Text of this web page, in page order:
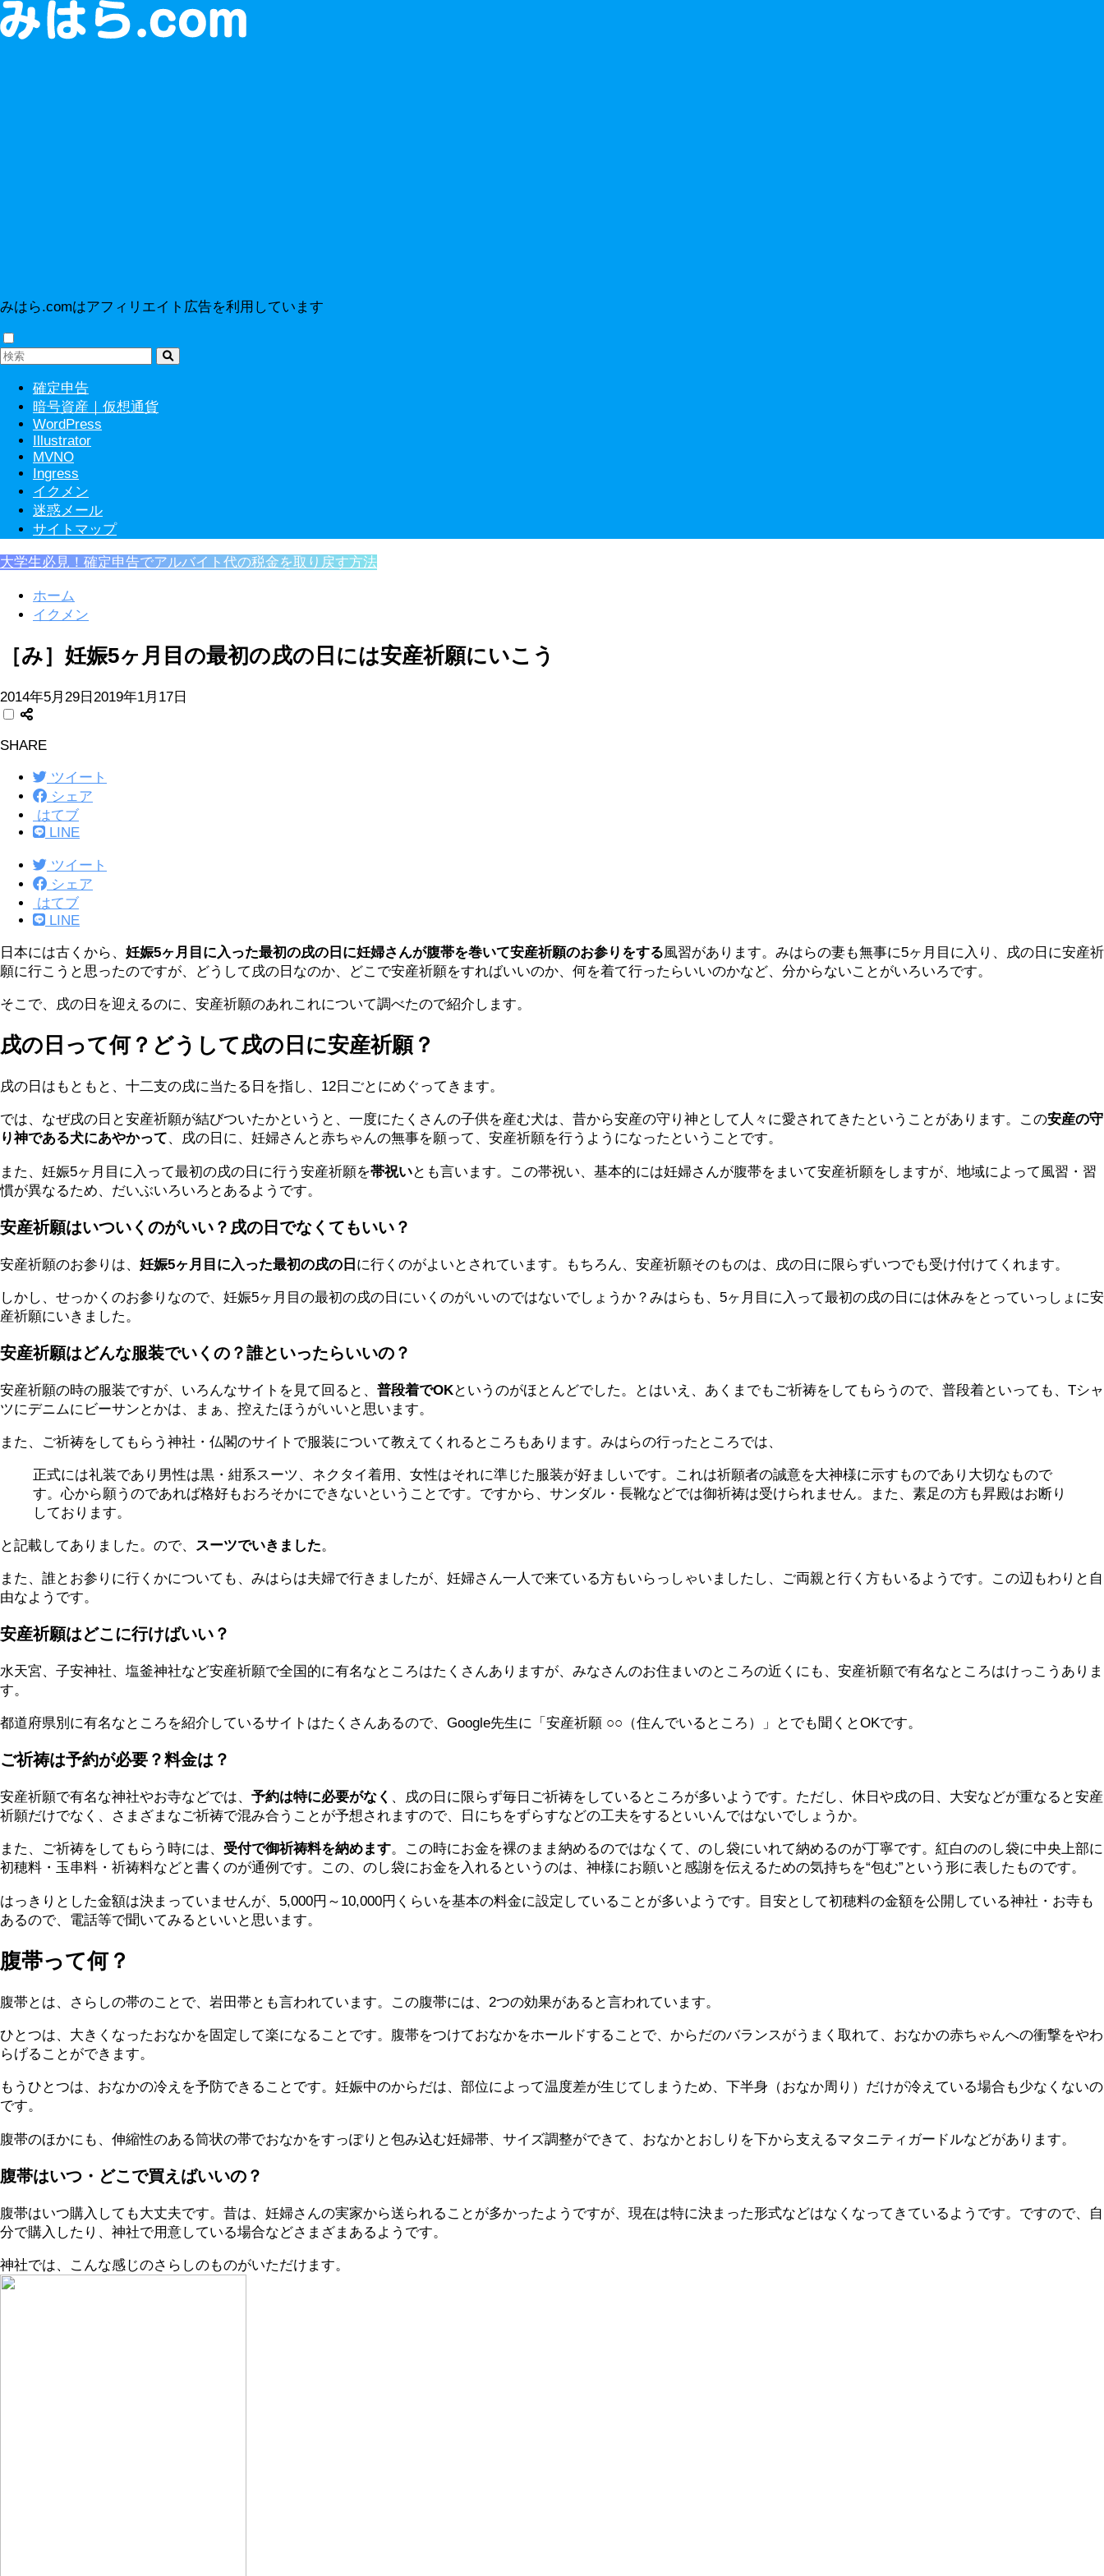
みはら.comはアフィリエイト広告を利用しています
確定申告
暗号資産｜仮想通貨
WordPress
Illustrator
MVNO
Ingress
イクメン
迷惑メール
サイトマップ
大学生必見！確定申告でアルバイト代の税金を取り戻す方法
ホーム
イクメン
［み］妊娠5ヶ月目の最初の戌の日には安産祈願にいこう
2014年5月29日 2019年1月17日
SHARE
ツイート
シェア
はてブ
LINE
ツイート
シェア
はてブ
LINE
日本には古くから、 妊娠5ヶ月目に入った最初の戌の日に妊婦さんが腹帯を巻いて安産祈願のお参りをする風習があります。みはらの妻も無事に5ヶ月目に入り、戌の日に安産祈
願に行こうと思ったのですが、どうして戌の日なのか、どこで安産祈願をすればいいのか、何を着て行ったらいいのかなど、分からないことがいろいろです。
そこで、戌の日を迎えるのに、安産祈願のあれこれについて調べたので紹介します。
戌の日って何？どうして戌の日に安産祈願？
戌の日はもともと、十二支の戌に当たる日を指し、12日ごとにめぐってきます。
では、なぜ戌の日と安産祈願が結びついたかというと、一度にたくさんの子供を産む犬は、昔から安産の守り神として人々に愛されてきたということがあります。この安産の守
り神である犬にあやかって、戌の日に、妊婦さんと赤ちゃんの無事を願って、安産祈願を行うようになったということです。
また、妊娠5ヶ月目に入って最初の戌の日に行う安産祈願を帯祝いとも言います。この帯祝い、基本的には妊婦さんが腹帯をまいて安産祈願をしますが、地域によって風習・習
慣が異なるため、だいぶいろいろとあるようです。
安産祈願はいついくのがいい？戌の日でなくてもいい？
安産祈願のお参りは、 妊娠5ヶ月目に入った最初の戌の日 に行くのがよいとされています。もちろん、安産祈願そのものは、戌の日に限らずいつでも受け付けてくれます。
しかし、せっかくのお参りなので、妊娠5ヶ月目の最初の戌の日にいくのがいいのではないでしょうか？みはらも、5ヶ月目に入って最初の戌の日には休みをとっていっしょに安
産祈願にいきました。
安産祈願はどんな服装でいくの？誰といったらいいの？
安産祈願の時の服装ですが、いろんなサイトを見て回ると、 普段着でOKというのがほとんどでした。とはいえ、あくまでもご祈祷をしてもらうので、普段着といっても、Tシャ
ツにデニムにビーサンとかは、まぁ、控えたほうがいいと思います。
また、ご祈祷をしてもらう神社・仏閣のサイトで服装について教えてくれるところもあります。みはらの行ったところでは、
正式には礼装であり男性は黒・紺系スーツ、ネクタイ着用、女性はそれに準じた服装が好ましいです。これは祈願者の誠意を大神様に示すものであり大切なもので
す。心から願うのであれば格好もおろそかにできないということです。ですから、サンダル・長靴などでは御祈祷は受けられません。また、素足の方も昇殿はお断り
しております。
と記載してありました。ので、 スーツでいきました。
また、誰とお参りに行くかについても、みはらは夫婦で行きましたが、妊婦さん一人で来ている方もいらっしゃいましたし、ご両親と行く方もいるようです。この辺もわりと自
由なようです。
安産祈願はどこに行けばいい？
水天宮、子安神社、塩釜神社など安産祈願で全国的に有名なところはたくさんありますが、みなさんのお住まいのところの近くにも、安産祈願で有名なところはけっこうありま
す。
都道府県別に有名なところを紹介しているサイトはたくさんあるので、Google先生に「安産祈願 ○○（住んでいるところ）」とでも聞くとOKです。
ご祈祷は予約が必要？料金は？
安産祈願で有名な神社やお寺などでは、 予約は特に必要がなく 、戌の日に限らず毎日ご祈祷をしているところが多いようです。ただし、休日や戌の日、大安などが重なると安産
祈願だけでなく、さまざまなご祈祷で混み合うことが予想されますので、日にちをずらすなどの工夫をするといいんではないでしょうか。
また、ご祈祷をしてもらう時には、 受付で御祈祷料を納めます。この時にお金を裸のまま納めるのではなくて、のし袋にいれて納めるのが丁寧です。紅白ののし袋に中央上部に
初穂料・玉串料・祈祷料などと書くのが通例です。この、のし袋にお金を入れるというのは、神様にお願いと感謝を伝えるための気持ちを“包む”という形に表したものです。
はっきりとした金額は決まっていませんが、5,000円～10,000円くらいを基本の料金に設定していることが多いようです。目安として初穂料の金額を公開している神社・お寺も
あるので、電話等で聞いてみるといいと思います。
腹帯って何？
腹帯とは、さらしの帯のことで、岩田帯とも言われています。この腹帯には、2つの効果があると言われています。
ひとつは、大きくなったおなかを固定して楽になることです。腹帯をつけておなかをホールドすることで、からだのバランスがうまく取れて、おなかの赤ちゃんへの衝撃をやわ
らげることができます。
もうひとつは、おなかの冷えを予防できることです。妊娠中のからだは、部位によって温度差が生じてしまうため、下半身（おなか周り）だけが冷えている場合も少なくないの
です。
腹帯のほかにも、伸縮性のある筒状の帯でおなかをすっぽりと包み込む妊婦帯、サイズ調整ができて、おなかとおしりを下から支えるマタニティガードルなどがあります。
腹帯はいつ・どこで買えばいいの？
腹帯はいつ購入しても大丈夫です。昔は、妊婦さんの実家から送られることが多かったようですが、現在は特に決まった形式などはなくなってきているようです。ですので、自
分で購入したり、神社で用意している場合などさまざまあるようです。
神社では、こんな感じのさらしのものがいただけます。